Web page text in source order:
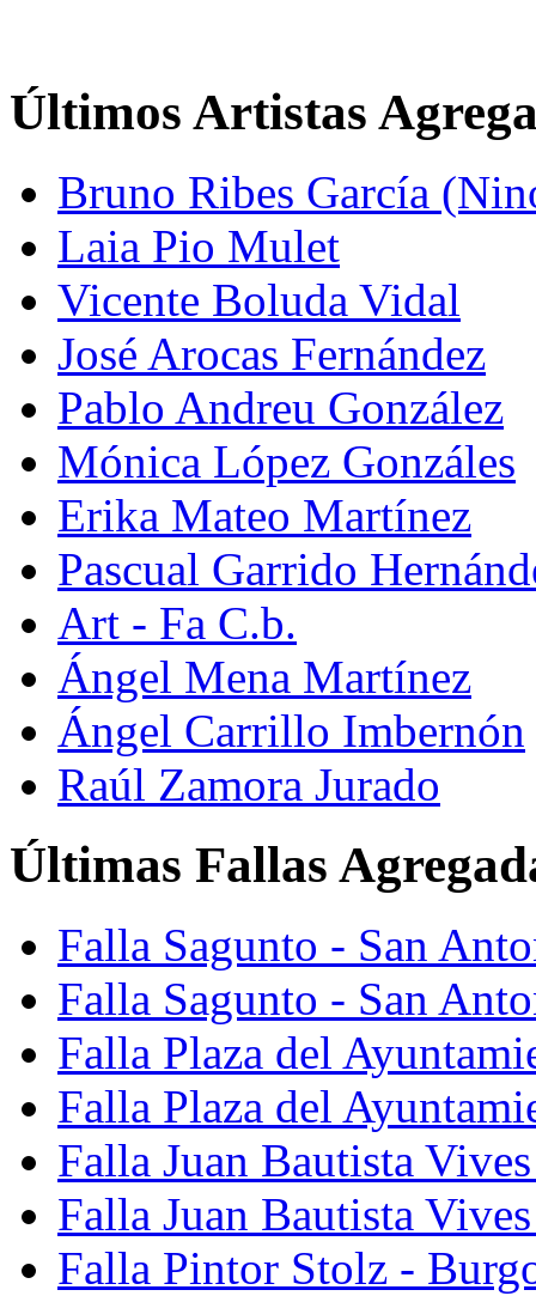
Últimos Artistas
Bruno Ribes García
Laia Pio Mulet
Vicente Boluda Vidal
José Arocas Fernández
Pablo Andreu González
Mónica López Gonzáles
Erika Mateo Martínez
Pascual Garrido
Art - Fa C.b.
Ángel Mena Martínez
Ángel Carrillo Imbernón
Raúl Zamora Jurado
Últimas Fallas
Falla Sagunto - San
Falla Sagunto - San
Falla Plaza del
Falla Plaza del
Falla Juan Bautista
Falla Juan Bautista
Falla Pintor Stolz -